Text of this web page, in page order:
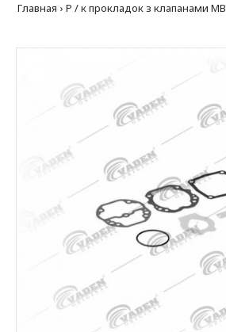
Главная Р / к прокладок з клапанами